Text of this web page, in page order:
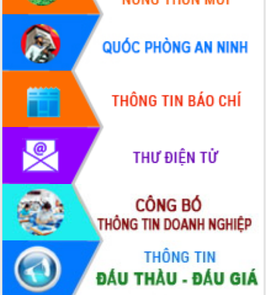
HĐND tỉnh thông qua điều chỉnh Quy
hoạch tỉnh thời kỳ 2021-2030
Hội thảo góp ý hồ sơ điều chỉnh quy
hoạch tỉnh Đắk Lắk thời kỳ 2021-2030,
tầm nhìn đến năm 2050
Nâng cao hiệu quả hoạt động của các
doanh nghiệp nhà nước
Hội nghị triển khai kết nối mạng
truyền số liệu chuyên dùng phục vụ cơ
Lễ phát động chuỗi hoạt động chung
tay làm sạch môi trường
Xã Ea Kar bước chuyển mình trong
công tác cải cách hành chính mô hình
mới
UBND tỉnh họp báo định kỳ tháng 4
năm 2026
Hội thảo khoa học “Giải pháp thúc đẩy
phát triển nền kinh tế xanh tại tỉnh
Đắk Lắk”
Tăng cường giám sát, đôn đốc thực
hiện nhiệm vụ quản lý tài sản công
hàng tuần